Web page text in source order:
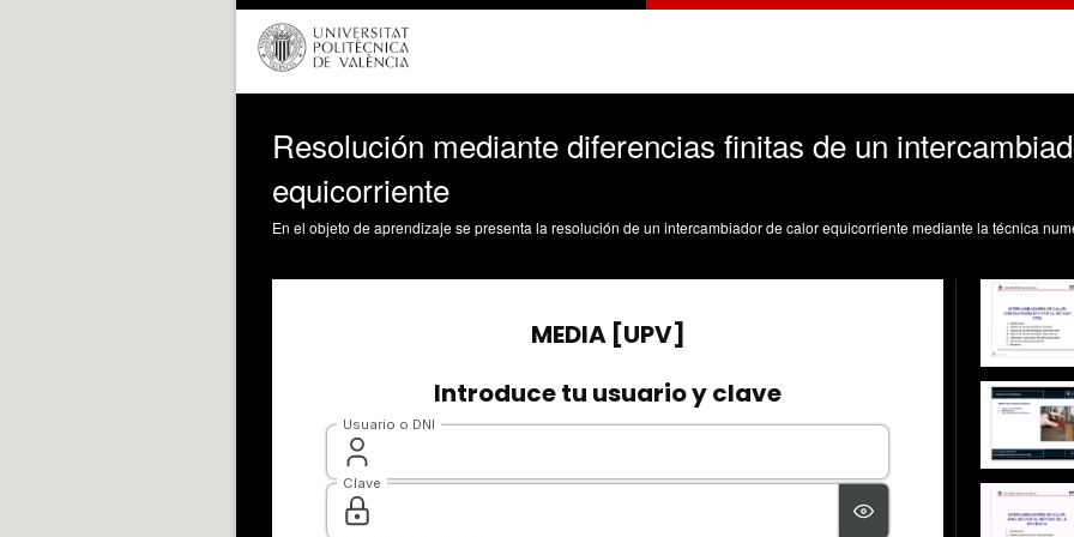
Resolución mediante diferencias finitas de un
equicorriente